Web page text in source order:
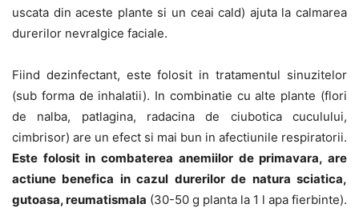
uscata din aceste plante si un ceai cald) ajuta la calmarea
durerilor nevralgice faciale.
Fiind dezinfectant, este folosit in tratamentul sinuzitelor
(sub forma de inhalatii). In combinatie cu alte plante (flori
de nalba, patlagina, radacina de ciubotica cuculului,
cimbrisor) are un efect si mai bun in afectiunile respiratorii.
Este folosit in combaterea anemiilor de primavara, are
actiune benefica in cazul durerilor de natura sciatica,
gutoasa, reumatismala (30-50 g planta la 1 l apa fierbinte).